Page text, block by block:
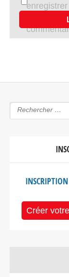
site dans
INSCRIPTION
Créer